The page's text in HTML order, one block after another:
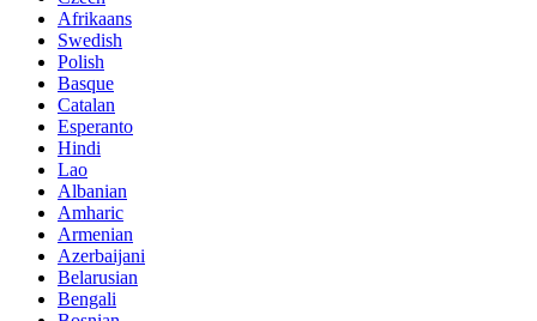
Afrikaans
Swedish
Polish
Basque
Catalan
Esperanto
Hindi
Lao
Albanian
Amharic
Armenian
Azerbaijani
Belarusian
Bengali